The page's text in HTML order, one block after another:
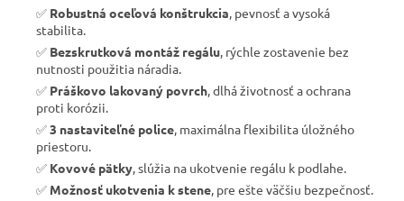
✅ Robustná oceľová konštrukcia , pevnosť a vysoká
stabilita.
✅ Bezskrutková montáž regálu , rýchle zostavenie bez
nutnosti použitia náradia.
✅ Práškovo lakovaný povrch , dlhá životnosť a ochrana
proti korózii.
✅3 nastaviteľné police , maximálna flexibilita úložného
priestoru.
✅ Kovové pätky , slúžia na ukotvenie regálu k podlahe.
✅ Možnosť ukotvenia k stene , pre ešte väčšiu bezpečnosť.